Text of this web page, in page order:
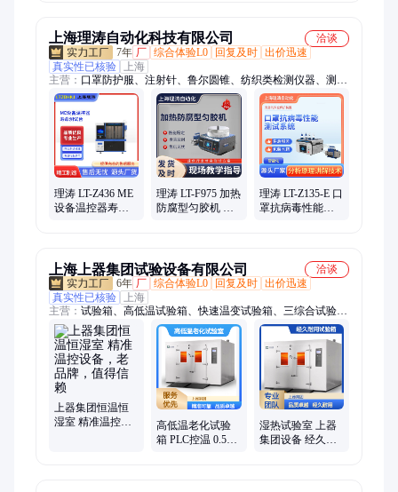
上海理涛自动化科技有限公司
洽谈
7年 厂 综合体验L0 回复及时 出价迅速
真实性已核验
上海
主营： 口罩防护服、注射针、鲁尔圆锥、纺织类检测仪器、测定
仪、传感器、对色箱、硬度计、测试仪、试验箱、百格刮擦、疲
劳强度测试仪、织物燃烧、缝合针、试验仪、刮擦仪
理涛 LT-Z436 ME
设备温控器寿命
理涛 LT-F975 加热
防腐型匀胶机 采
理涛 LT-Z135-E 口
罩抗病毒性能测
上海上器集团试验设备有限公司
洽谈
6年 厂 综合体验L0 回复及时 出价迅速
真实性已核验
上海
主营： 试验箱、高低温试验箱、快速温变试验箱、三综合试验
箱、高低温冲击试验箱、淋雨试验箱、沙尘试验箱、高低温试验
室
上器集团恒温恒
湿室 精准温控设
高低温老化试验
箱 PLC控温 0.5℃
湿热试验室 上器
集团设备 经久耐